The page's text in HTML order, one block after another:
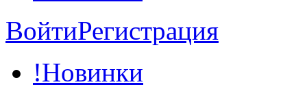
ВойтиРегистрация
!Новинки